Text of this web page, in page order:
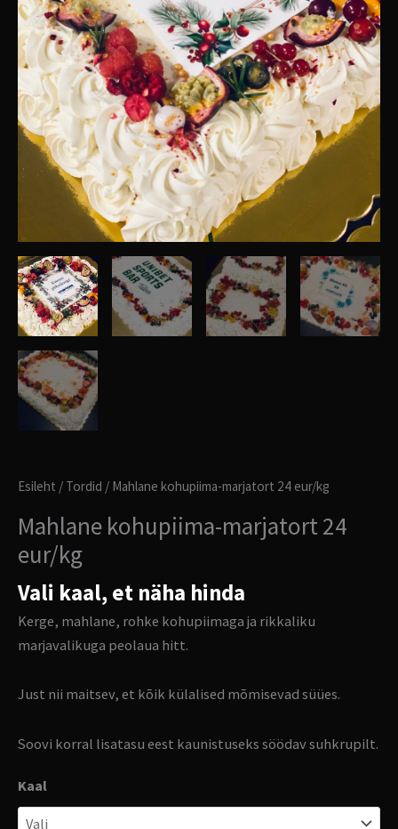
Esileht / Tordid / Mahlane kohupiima-marjatort 24 eur/kg
Mahlane kohupiima-marjatort 24
eur/kg
Vali kaal, et näha hinda
Kerge, mahlane, rohke kohupiimaga ja rikkaliku
marjavalikuga peolaua hitt.
Just nii maitsev, et kõik külalised mõmisevad süües.
Soovi korral lisatasu eest kaunistuseks söödav suhkrupilt.
Kaal